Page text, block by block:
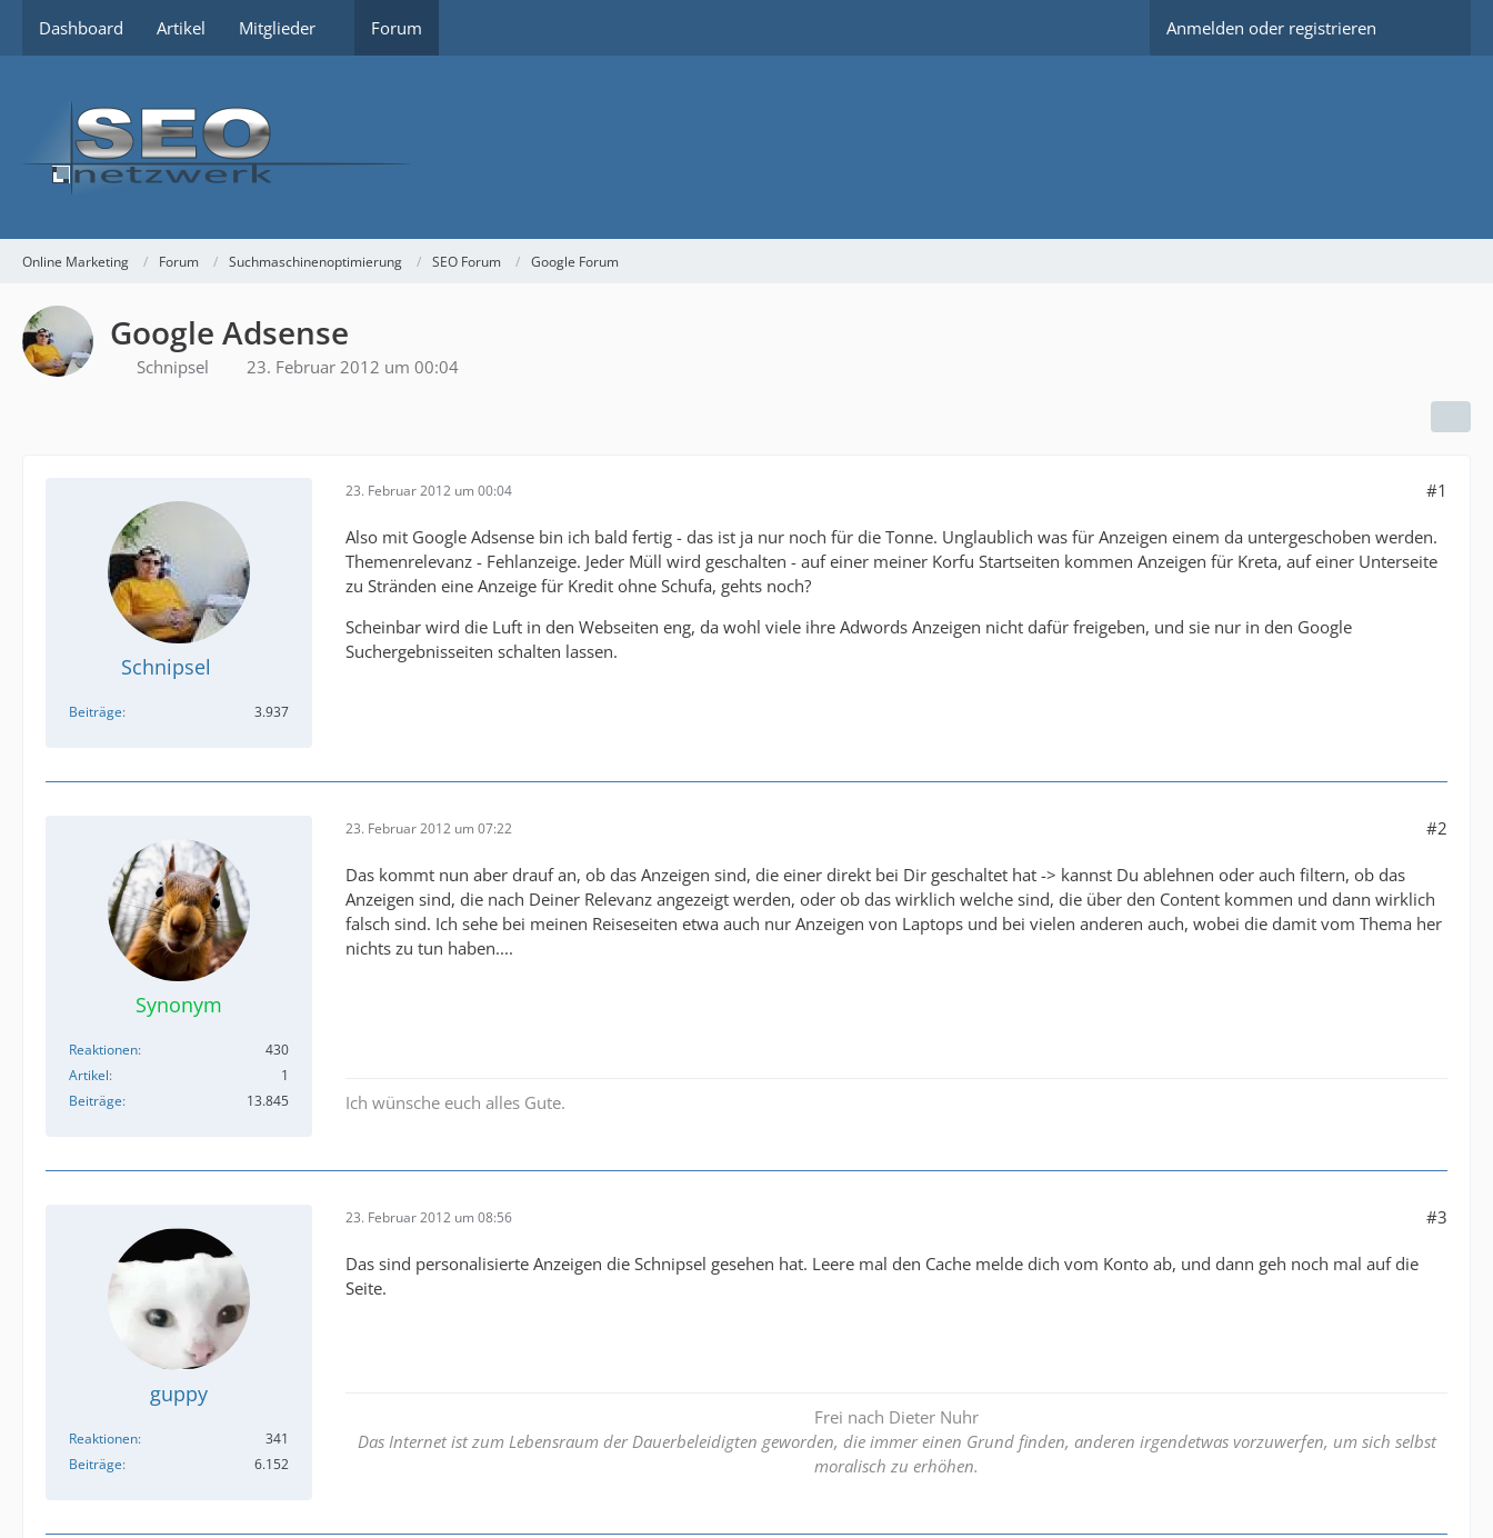
Dashboard Artikel Mitglieder Forum Anmelden oder registrieren
Online Marketing Forum Suchmaschinenoptimierung SEO Forum Google Forum
Google Adsense
Schnipsel 23. Februar 2012 um 00:04
Schnipsel
Beiträge 3.937
23. Februar 2012 um 00:04 #1
Also mit Google Adsense bin ich bald fertig - das ist ja nur noch für die Tonne. Unglaublich was für Anzeigen einem da untergeschoben werden.
Themenrelevanz - Fehlanzeige. Jeder Müll wird geschalten - auf einer meiner Korfu Startseiten kommen Anzeigen für Kreta, auf einer Unterseite
zu Stränden eine Anzeige für Kredit ohne Schufa, gehts noch?
Scheinbar wird die Luft in den Webseiten eng, da wohl viele ihre Adwords Anzeigen nicht dafür freigeben, und sie nur in den Google
Suchergebnisseiten schalten lassen.
Synonym
Reaktionen
430
Artikel
1
Beiträge
13.845
23. Februar 2012 um 07:22 #2
Das kommt nun aber drauf an, ob das Anzeigen sind, die einer direkt bei Dir geschaltet hat -> kannst Du ablehnen oder auch filtern, ob das
Anzeigen sind, die nach Deiner Relevanz angezeigt werden, oder ob das wirklich welche sind, die über den Content kommen und dann wirklich
falsch sind. Ich sehe bei meinen Reiseseiten etwa auch nur Anzeigen von Laptops und bei vielen anderen auch, wobei die damit vom Thema her
nichts zu tun haben....
Ich wünsche euch alles Gute.
guppy
Reaktionen
341
Beiträge
6.152
23. Februar 2012 um 08:56 #3
Das sind personalisierte Anzeigen die Schnipsel gesehen hat. Leere mal den Cache melde dich vom Konto ab, und dann geh noch mal auf die
Seite.
Frei nach Dieter Nuhr
Das Internet ist zum Lebensraum der Dauerbeleidigten geworden, die immer einen Grund finden, anderen irgendetwas vorzuwerfen, um sich selbst
moralisch zu erhöhen.